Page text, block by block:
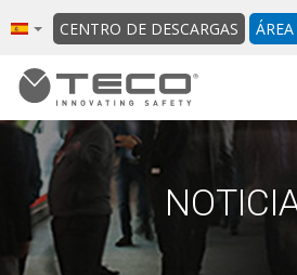
CENTRO DE DESCARGAS